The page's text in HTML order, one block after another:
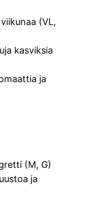
(VL,
kasviksia
ja
(M, G)
ja